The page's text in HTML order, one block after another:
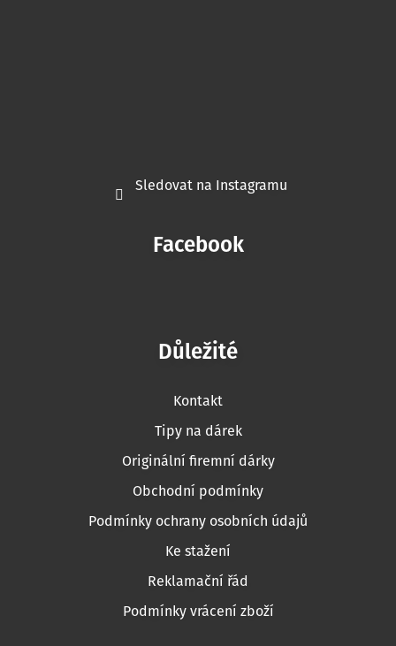
Důležité
Kontakt
Tipy na dárek
Originální firemní dárky
Obchodní podmínky
Podmínky ochrany osobních údajů
Ke stažení
Reklamační řád
Podmínky vrácení zboží
Sledovat na Instagramu
Facebook